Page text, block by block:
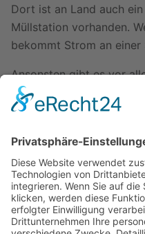
Dort ist an Land auch
Müllstation vorhanden.
bekommt Strom an einer
Ansonsten gibt es vor
Stellen, an denen man
vertäuen kann. Man
kann man auf etwa 4 m
Die Bucht ist außer bei
geschützt .